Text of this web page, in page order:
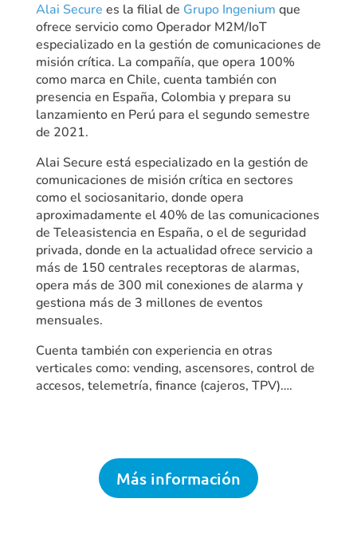
Alai Secure es la filial de Grupo Ingenium que
ofrece servicio como Operador M2M/IoT
especializado en la gestión de comunicaciones de
misión crítica. La compañía, que opera 100%
como marca en Chile, cuenta también con
presencia en España, Colombia y prepara su
lanzamiento en Perú para el segundo semestre
de 2021.
Alai Secure está especializado en la gestión de
comunicaciones de misión crítica en sectores
como el sociosanitario, donde opera
aproximadamente el 40% de las comunicaciones
de Teleasistencia en España, o el de seguridad
privada, donde en la actualidad ofrece servicio a
más de 150 centrales receptoras de alarmas,
opera más de 300 mil conexiones de alarma y
gestiona más de 3 millones de eventos
mensuales.
Cuenta también con experiencia en otras
verticales como: vending, ascensores, control de
accesos, telemetría, finance (cajeros, TPV)….
Más información